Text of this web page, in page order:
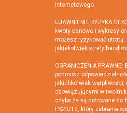
internetowego.
UJAWNIENIE RYZYKA
kwoty cenowe i wykresy
możesz ryzykować utratą.
jakiekolwiek straty
OGRANICZENIA
ponosisz
jakichkolwiek wątpliwości,
obowiązującymi w twoim
chyba że są notowane do
PS20/10, który zabrania